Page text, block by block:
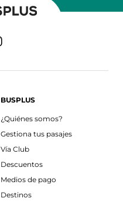
BUSPLUS
¿Quiénes somos?
Gestiona tus pasajes
Vía Club
Descuentos
Medios de pago
Destinos